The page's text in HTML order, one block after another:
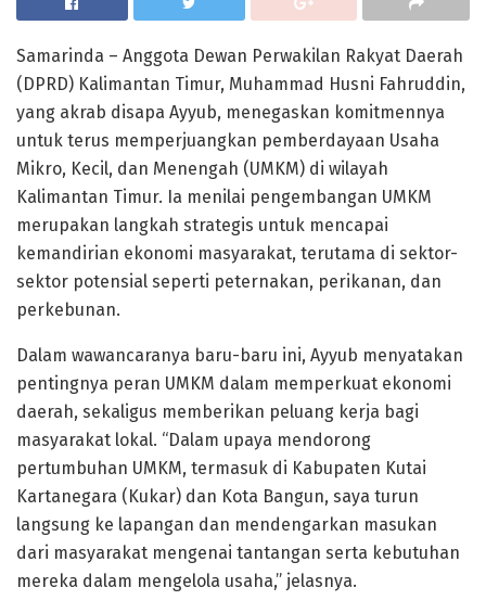
Samarinda – Anggota Dewan Perwakilan Rakyat Daerah
(DPRD) Kalimantan Timur, Muhammad Husni Fahruddin,
yang akrab disapa Ayyub, menegaskan komitmennya
untuk terus memperjuangkan pemberdayaan Usaha
Mikro, Kecil, dan Menengah (UMKM) di wilayah
Kalimantan Timur. Ia menilai pengembangan UMKM
merupakan langkah strategis untuk mencapai
kemandirian ekonomi masyarakat, terutama di sektor-
sektor potensial seperti peternakan, perikanan, dan
perkebunan.
Dalam wawancaranya baru-baru ini, Ayyub menyatakan
pentingnya peran UMKM dalam memperkuat ekonomi
daerah, sekaligus memberikan peluang kerja bagi
masyarakat lokal. “Dalam upaya mendorong
pertumbuhan UMKM, termasuk di Kabupaten Kutai
Kartanegara (Kukar) dan Kota Bangun, saya turun
langsung ke lapangan dan mendengarkan masukan
dari masyarakat mengenai tantangan serta kebutuhan
mereka dalam mengelola usaha,” jelasnya.